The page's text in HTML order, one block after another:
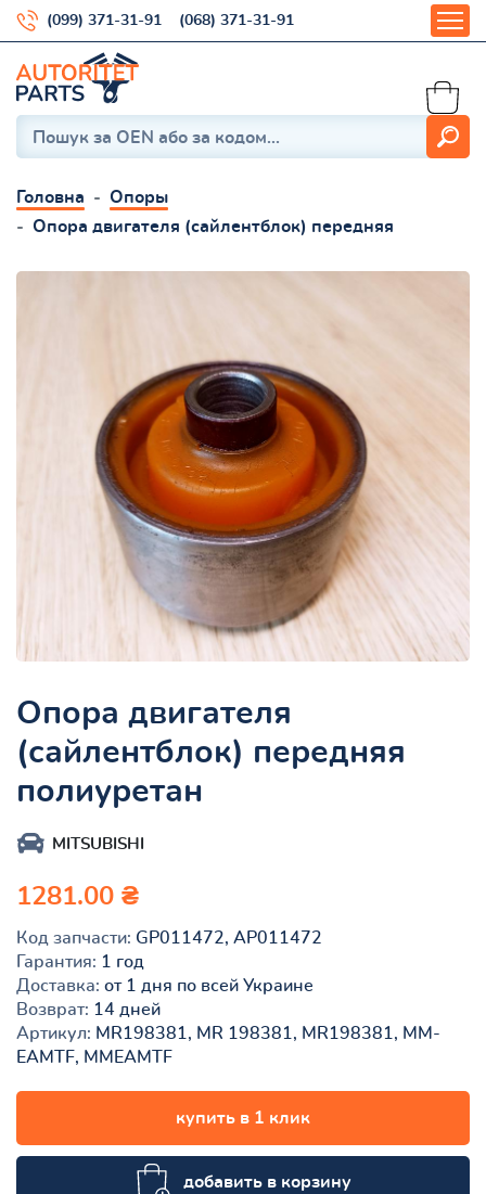
(099) 371-31-91 (068) 371-31-91
Головна
Опоры
Опора двигателя (сайлентблок) передняя
Опора двигателя
(сайлентблок) передняя
полиуретан
MITSUBISHI
1281.00 ₴
Код запчасти: GP011472, AP011472
Гарантия: 1 год
Доставка: от 1 дня по всей Украине
Возврат: 14 дней
Артикул: MR198381, MR 198381, MR198381, MM-
EAMTF, MMEAMTF
купить в 1 клик
добавить в корзину